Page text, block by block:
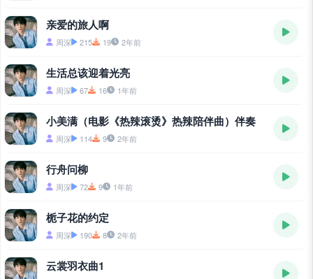
亲爱的旅人啊
周深 215 19 2年前
生活总该迎着光亮
周深 67 16 1年前
小美满（电影《热辣滚烫》热辣陪伴曲）伴奏
周深 114 9 2年前
行舟问柳
周深 72 9 1年前
栀子花的约定
周深 190 8 2年前
云裳羽衣曲1